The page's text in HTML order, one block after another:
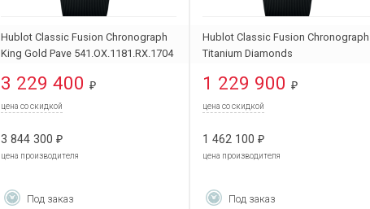
Hublot Classic Fusion Chronograph
King Gold Pave 541.OX.1181.RX.1704
3 229 400 ₽
цена со скидкой
3 844 300 ₽
цена производителя
Под заказ
Hublot Classic Fusion Chronograph
Titanium Diamonds
1 229 900 ₽
цена со скидкой
1 462 100 ₽
цена производителя
Под заказ